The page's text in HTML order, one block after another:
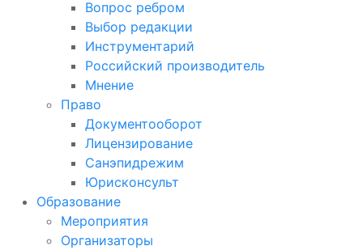
Вопрос ребром
Выбор редакции
Инструментарий
Российский производитель
Мнение
Право
Документооборот
Лицензирование
Санэпидрежим
Юрисконсульт
Образование
Мероприятия
Организаторы